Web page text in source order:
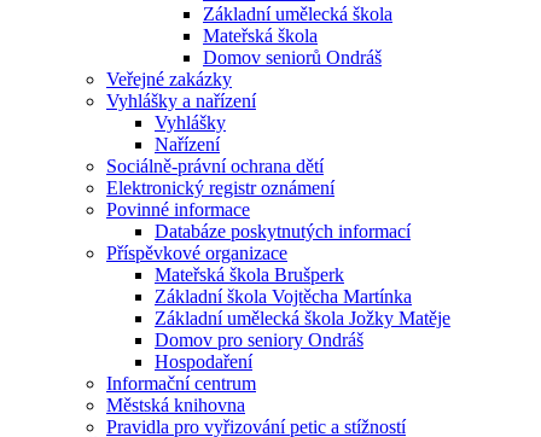
Základní umělecká škola
Mateřská škola
Domov seniorů Ondráš
Veřejné zakázky
Vyhlášky a nařízení
Vyhlášky
Nařízení
Sociálně-právní ochrana dětí
Elektronický registr oznámení
Povinné informace
Databáze poskytnutých informací
Příspěvkové organizace
Mateřská škola Brušperk
Základní škola Vojtěcha Martínka
Základní umělecká škola Jožky Matěje
Domov pro seniory Ondráš
Hospodaření
Informační centrum
Městská knihovna
Pravidla pro vyřizování petic a stížností